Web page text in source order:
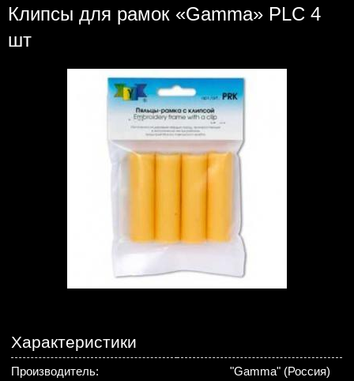
Клипсы для рамок «Gamma» PLC 4
шт
Характеристики
Производитель: "Gamma" (Россия)